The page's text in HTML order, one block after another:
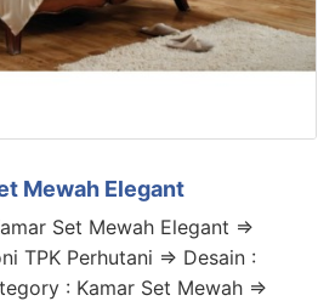
Mewah Elegant
Set Mewah Elegant =>
TPK Perhutani => Desain :
: Kamar Set Mewah =>